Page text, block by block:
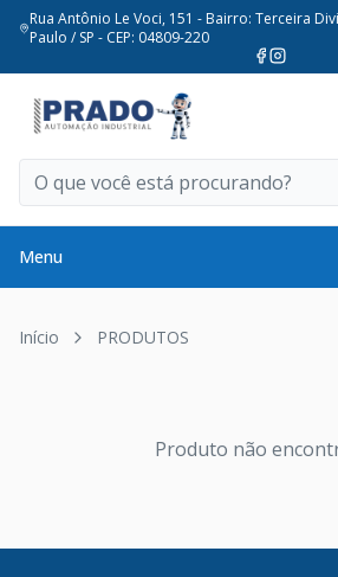
Rua Antônio Le Voci, 151 - Bairro: Terceira
Paulo / SP - CEP: 04809-220
Menu
Início PRODUTOS
Produto não